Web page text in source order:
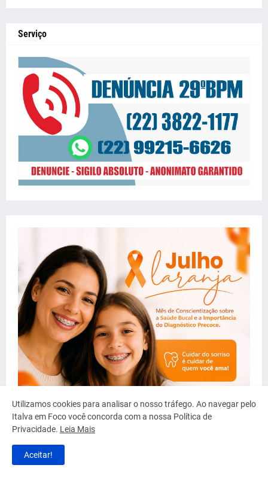
Serviço
Utilizamos cookies para analisar o nosso tráfego. Ao navegar pelo
Italva em Foco você concorda com a nossa Política de
Privacidade. Leia Mais
Aceitar!